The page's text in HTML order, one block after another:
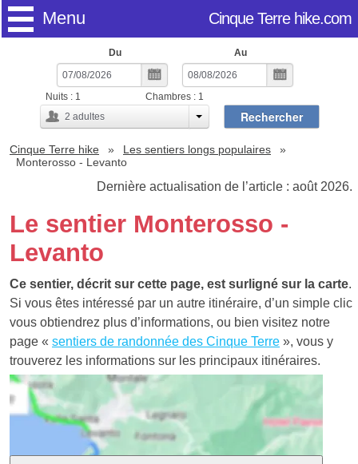
Menu Cinque Terre hike.com
Du Au
2 adultes
Nuits : 1 Chambres : 1
Rechercher
Cinque Terre hike
Les sentiers longs populaires
Monterosso - Levanto
Dernière actualisation de l’article : août 2026.
Le sentier Monterosso -
Levanto
Ce sentier, décrit sur cette page, est surligné sur la carte.
Si vous êtes intéressé par un autre itinéraire, d’un simple clic
vous obtiendrez plus d’informations, ou bien visitez notre
page « sentiers de randonnée des Cinque Terre », vous y
trouverez les informations sur les principaux itinéraires.